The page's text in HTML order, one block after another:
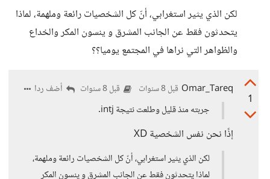
لكن الذي يثير استغرابي، أنّ كل الشخصيات رائعة وملهمة، لماذا
يتحدثون فقط عن الجانب المشرق و ينسون المكر والخداع
والظواهر التي نراها في المجتمع يوميا؟؟
1
Omar_Tareq قبل 8 سنوات قبل 8 سنوات
أضف ردا
جربته منذ قليل وطلعت نتيجة intj.
إذًا نحن نفس الشخصية XD
لكن الذي يثير استغرابي، أنّ كل الشخصيات رائعة وملهمة،
لماذا يتحدثون فقط عن الجانب المشرق و ينسون المكر